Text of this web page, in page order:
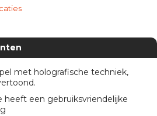
met holografische techniek,
heeft een gebruiksvriendelijke
Ja